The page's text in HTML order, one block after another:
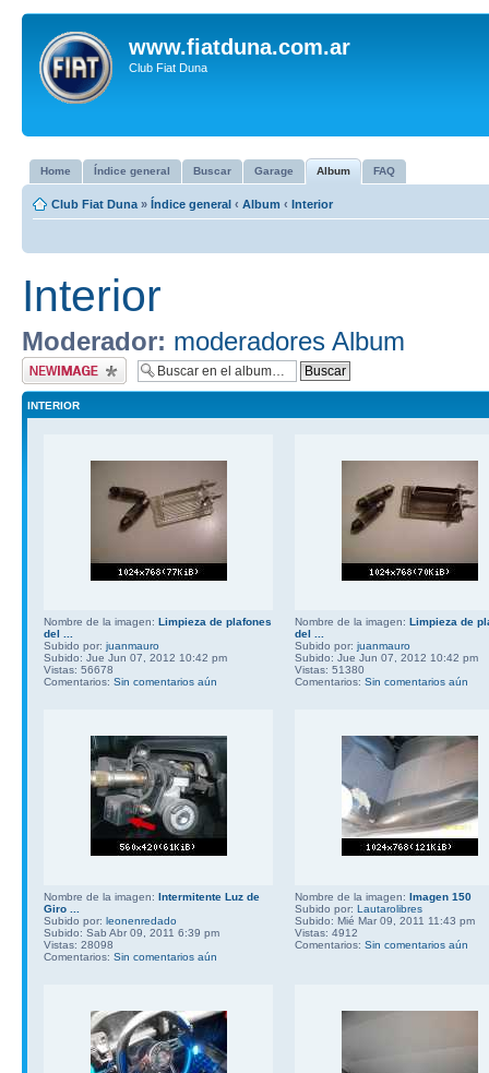
www.fiatduna.com.ar
Club Fiat Duna
Home Índice general Buscar Garage Album FAQ
Club Fiat Duna » Índice general ‹ Album ‹ Interior
Interior
Moderador: moderadores Album
Subir imagen
INTERIOR
Nombre de la imagen: Limpieza de plafones
del ...
Subido por: juanmauro
Subido: Jue Jun 07, 2012 10:42 pm
Vistas: 56678
Comentarios: Sin comentarios aún
Nombre de la imagen: Limpieza de
del ...
Subido por: juanmauro
Subido: Jue Jun 07, 2012 10:42 pm
Vistas: 51380
Comentarios: Sin comentarios aún
Nombre de la imagen: Intermitente Luz de
Giro ...
Subido por: leonenredado
Subido: Sab Abr 09, 2011 6:39 pm
Vistas: 28098
Comentarios: Sin comentarios aún
Nombre de la imagen: Imagen 150
Subido por: Lautarolibres
Subido: Mié Mar 09, 2011 11:43 pm
Vistas: 4912
Comentarios: Sin comentarios aún